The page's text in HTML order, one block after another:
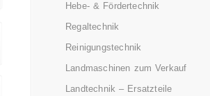
Hebe- & Fördertechnik
Regaltechnik
Reinigungstechnik
Landmaschinen zum Verkauf
Landtechnik – Ersatzteile